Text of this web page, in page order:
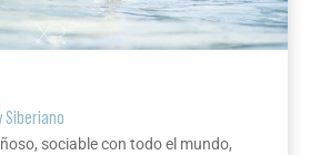
Siberiano
sociable con todo el mundo,